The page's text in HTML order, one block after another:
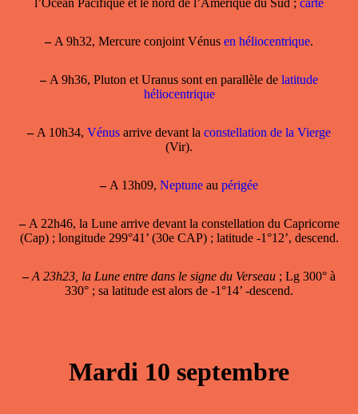
l’Océan Pacifique et le nord de l’Amérique du Sud ; carte
–A 9h32, Mercure conjoint Vénus en héliocentrique.
–A 9h36, Pluton et Uranus sont en parallèle de latitude
héliocentrique
–A 10h34, Vénus arrive devant la constellation de la Vierge
(Vir).
–A 13h09, Neptune au périgée
–A 22h46, la Lune arrive devant la constellation du Capricorne
(Cap) ; longitude 299°41’ (30e CAP) ; latitude -1°12’, descend.
– A 23h23, la Lune entre dans le signe du Verseau ; Lg 300° à
330° ; sa latitude est alors de -1°14’ -descend.
Mardi 10 septembre